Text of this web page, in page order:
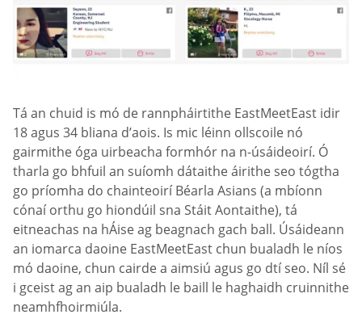
Tá an chuid is mó de rannpháirtithe EastMeetEast idir
18 agus 34 bliana d’aois. Is mic léinn ollscoile nó
gairmithe óga uirbeacha formhór na n-úsáideoirí. Ó
tharla go bhfuil an suíomh dátaithe áirithe seo tógtha
go príomha do chainteoirí Béarla Asians (a mbíonn
cónaí orthu go hiondúil sna Stáit Aontaithe), tá
eitneachas na hÁise ag beagnach gach ball. Úsáideann
an iomarca daoine EastMeetEast chun bualadh le níos
mó daoine, chun cairde a aimsiú agus go dtí seo. Níl sé
i gceist ag an aip bualadh le baill le haghaidh cruinnithe
neamhfhoirmiúla.